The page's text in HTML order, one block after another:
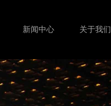
WIFI产品 娱乐影音
新闻中心 关于我们